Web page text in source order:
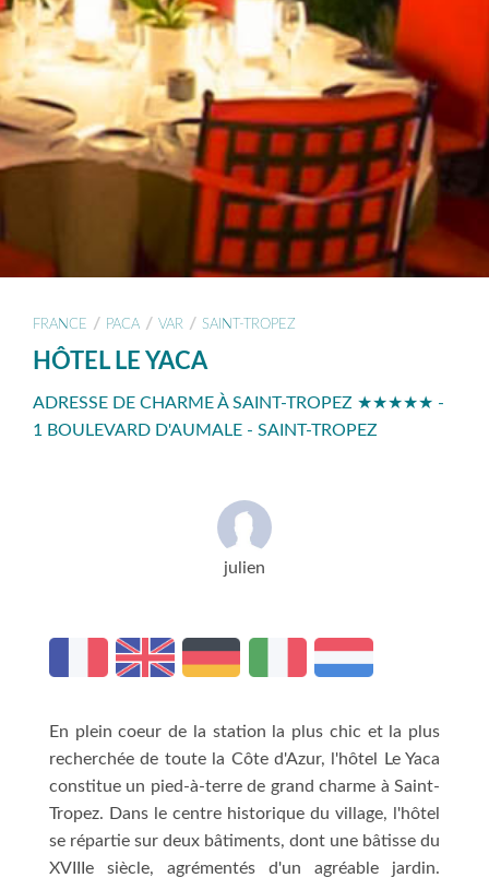
FRANCE / PACA / VAR / SAINT-TROPEZ
HÔTEL LE YACA
ADRESSE DE CHARME À SAINT-TROPEZ ★★★★★ -
1 BOULEVARD D'AUMALE - SAINT-TROPEZ
julien
En plein coeur de la station la plus chic et la plus
recherchée de toute la Côte d'Azur, l'hôtel Le Yaca
constitue un pied-à-terre de grand charme à Saint-
Tropez. Dans le centre historique du village, l'hôtel
se répartie sur deux bâtiments, dont une bâtisse du
XVIIIe siècle, agrémentés d'un agréable jardin.